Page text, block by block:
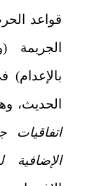
قواعد
الحديث،
الإضافية